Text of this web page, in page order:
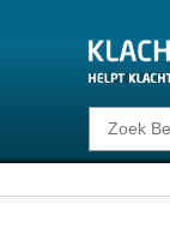
Klacht